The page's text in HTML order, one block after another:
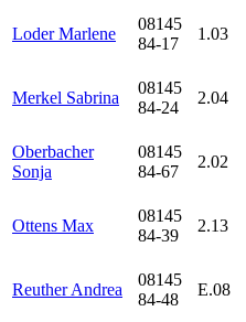
Loder Marlene
08145
84-17
1.03
Merkel Sabrina
08145
84-24
2.04
Oberbacher
Sonja
08145
84-67
2.02
Ottens Max
08145
84-39
2.13
Reuther Andrea
08145
84-48
E.08